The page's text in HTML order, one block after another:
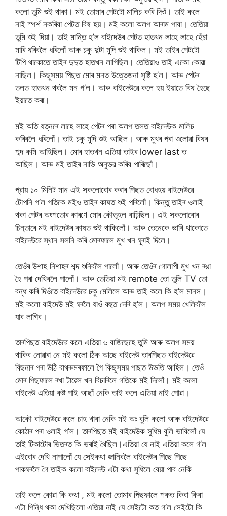
কলো তুমি শুই থাকা। মই তোমাৰ পেটটো মালিচ কৰি দিওঁ। তাই কলে
নাই স্পৰ্শ নকৰিবা পেটত বিষ হয়। মই কলো অলপ আৰাম পাবা। তেতিয়া
তুমি শুই দিয়া। তাই মান্তি হ’ল বাইদেউৰ পেটত হাতখন লাহে লাহে হেঁচা
মাৰি ধৰিবলৈ ধৰিলোঁ আৰু চকু দুটা মুদি শুই থাকিল। মই তাইৰ পেটটো
টিপি থাকোতে তাইৰ দুদুত হাতখন লাগিছিল। তেতিয়াও তাই একো কোৱা
নাছিল। কিছুসময় পিছত মোৰ মনত উত্তেজনা সৃষ্টি হ’ল। আৰু পেটৰ
তলত হাতখন থবলৈ মন গ’ল। আৰু বাইদেউৱে কলে হয় ইয়াতে বিষ হৈছে
ইয়াতে কৰা।
মই অতি যত্নৰে লাহে লাহে পেটৰ পৰা অলপ তলত বাইদেউক মালিচ
কৰিবলৈ ধৰিলোঁ। তাই চকু মুদি শুই আছিল। আৰু মুখৰ পৰা ওলোৱা বিষৰ
শব্দ কমি আহিছিল। মোৰ হাতখন এতিয়া তাইৰ lower last ত
আছিল। আৰু মই তাইৰ নাভি অনুভৱ কৰিব পাৰিছোঁ।
প্রায় ১০ মিনিট মান এই সকলোবোৰ কৰাৰ পিছত বোধহয় বাইদেউৱে
টোপনি গ’ল গতিকে মইও তাইৰ কাষত শুই পৰিলোঁ। কিন্তু তাইৰ ওলাই
থকা পেটৰ অংশতোৰ কাৰণে মোৰ কৌতূহল বাঢ়িছিল। এই সকলোবোৰ
চিন্তাৰে মই বাইদেউৰ কাষত শুই থাকিলোঁ। আৰু তেনেকে ভাবি থাকোতে
বাইদেউৱে স্থান সলনি কৰি মোৰফালে মুখ খন ঘূৰাই দিলে।
তেওঁৰ উশাহ নিশাহৰ শব্দ শুনিবলৈ পালোঁ। আৰু তেওঁৰ গোলাপী মুখ খন ৰঙা
হৈ পৰা দেখিবলৈ পালোঁ। আৰু তেতিয়া মই remote তো তুলি TV তো
বন্ধ কৰি দিওঁতে বাইদেউৱে চকু মেলিলে আৰু তাই কলে কি হ’ল মানস।
মই কলো বাইদেউ মই ঘৰলৈ যাওঁ বহুত দেৰি হ’ল। অলপ সময় খেলিবলৈ
যাব লাগিব।
তাৰপিছত বাইদেউৱে কলে এতিয়া ৬ বাজিছেহে তুমি আৰু অলপ সময়
থাকিব নোৱাৰা নে মই কলো ঠিক আছে বাইদেউ তাৰপিছত বাইদেউৱে
বিছনাৰ পৰা উঠি বাথৰুমৰফালে গৈ কিছুসময় পাছত উভতি আহিল। তেওঁ
মোৰ পিছফালে ৰখা টাৱেল খন বিচাৰিলে গতিকে মই দিলোঁ। মই কলো
বাইদেউ এতিয়া কষ্ট পাই আছাঁ নেকি তাই কলে এতিয়া নাই পোৱা।
আকৌ বাইদেউৱে কলে চাহ খাবা নেকি মই অঃ বুলি কলো আৰু বাইদেউৱে
কোঠাৰ পৰা ওলাই গ’ল। তাৰপিছত মই বাইদেউক সুধিম বুলি ভাবিলোঁ যে
তাই টিকাটোৰ ভিতৰত কি ভৰাই থৈছিল।এতিয়া যে নাই এতিয়া কলে গ’ল
এইবোৰ দেখি নাপালোঁ যে সেইকথা জানিবলৈ বাইদেউৰ পিছে পিছে
পাকঘৰলৈ গৈ তাইক কলো বাইদেউ এটা কথা সুধিলে বেয়া পাব নেকি
তাই কলে কোৱা কি কথা , মই কলো তোমাৰ পিছফালে শকত কিবা কিবা
এটা পিন্ধি থকা দেখিছিলো এতিয়া নাই যে সেইটো কত গ’ল সেইটো কি